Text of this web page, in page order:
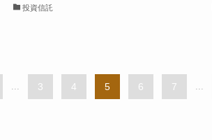
投資信託
3 4 5 6 7